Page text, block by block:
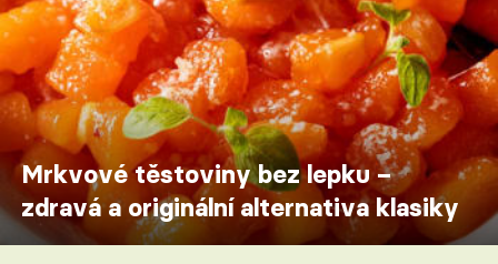
Mrkvové těstoviny bez lepku –
zdravá a originální alternativa klasiky